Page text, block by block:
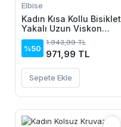
Elbise
Kadın Kısa Kollu Bisiklet
Yakalı Uzun Viskon
Elbise
%50
1.943,99 TL
971,99 TL
Sepete Ekle